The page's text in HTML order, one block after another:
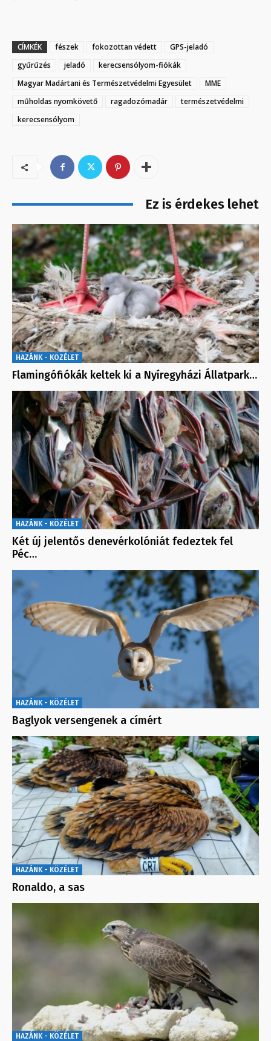
CÍMKÉK fészek fokozottan védett
GPS-jeladó
gyűrűzés
jeladó
kerecsensólyom-fiókák
Magyar Madártani és Természetvédelmi Egyesület
MME
műholdas nyomkövető
ragadozómadár
természetvédelmi
kerecsensólyom
Ez is érdekes lehet
HAZÁNK - KÖZÉLET
Flamingófiókák keltek ki a Nyíregyházi Állatpark…
HAZÁNK - KÖZÉLET
Két új jelentős denevérkolóniát fedeztek fel
Péc…
HAZÁNK - KÖZÉLET
Baglyok versengenek a címért
HAZÁNK - KÖZÉLET
Ronaldo, a sas
HAZÁNK - KÖZÉLET